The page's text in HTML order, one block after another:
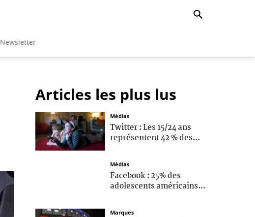
Newsletter
Articles les plus lus
Médias
Twitter : Les 15/24 ans
représentent 42 % des...
Médias
Facebook : 25% des
adolescents américains...
Marques